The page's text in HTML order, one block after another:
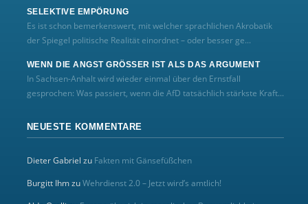
SELEKTIVE EMPÖRUNG
Es ist schon bemerkenswert, mit welcher sprachlichen Akrobatik
der Spiegel politische Realität einordnet – oder besser ge...
WENN DIE ANGST GRÖSSER IST ALS DAS ARGUMENT
In Sachsen-Anhalt wird wieder einmal über den Ernstfall
gesprochen: Was passiert, wenn die AfD tatsächlich stärkste Kraft...
NEUESTE KOMMENTARE
Dieter Gabriel zu Fakten mit Gänsefüßchen
Burgitt IhmzuWehrdienst 2.0 – Jetzt wird’s amtlich!